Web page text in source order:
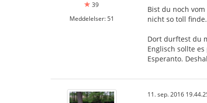
39
Meddelelser: 51
Bist du noch
nicht so toll
Dort durftest du
Englisch sollte
Esperanto.
11. sep. 2016